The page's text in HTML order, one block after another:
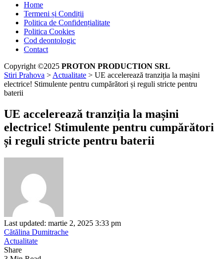
Home
Termeni și Condiții
Politica de Confidențialitate
Politica Cookies
Cod deontologic
Contact
Copyright ©2025 PROTON PRODUCTION SRL
Stiri Prahova > Actualitate > UE accelerează tranziția la mașini
electrice! Stimulente pentru cumpărători și reguli stricte pentru
baterii
UE accelerează tranziția la mașini
electrice! Stimulente pentru cumpărători
și reguli stricte pentru baterii
Last updated: martie 2, 2025 3:33 pm
Cătălina Dumitrache
Actualitate
Share